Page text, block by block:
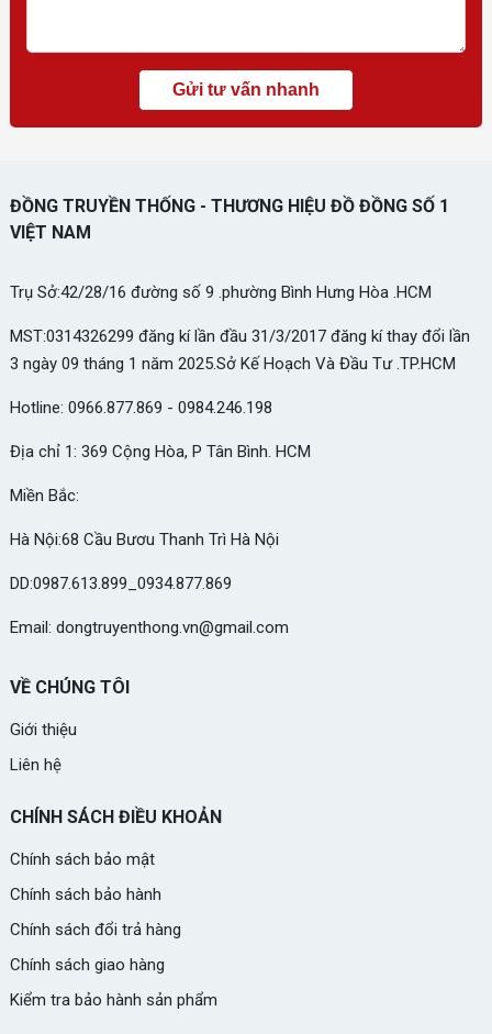
ĐỒNG TRUYỀN THỐNG - THƯƠNG HIỆU ĐỒ ĐỒNG SỐ 1
VIỆT NAM
Trụ Sở:42/28/16 đường số 9 .phường Bình Hưng Hòa .HCM
MST:0314326299 đăng kí lần đầu 31/3/2017 đăng kí thay đổi lần
3 ngày 09 tháng 1 năm 2025.Sở Kế Hoạch Và Đầu Tư .TP.HCM
Hotline: 0966.877.869 - 0984.246.198
Địa chỉ 1: 369 Cộng Hòa, P Tân Bình. HCM
Miền Bắc:
Hà Nội:68 Cầu Bươu Thanh Trì Hà Nội
DD:0987.613.899_0934.877.869
Email: dongtruyenthong.vn@gmail.com
VỀ CHÚNG TÔI
Giới thiệu
Liên hệ
CHÍNH SÁCH ĐIỀU KHOẢN
Chính sách bảo mật
Chính sách bảo hành
Chính sách đổi trả hàng
Chính sách giao hàng
Kiểm tra bảo hành sản phẩm